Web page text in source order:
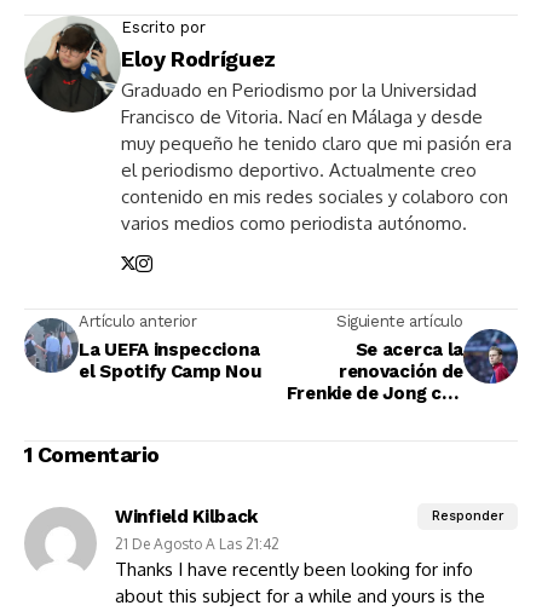
Escrito por
Eloy Rodríguez
Graduado en Periodismo por la Universidad
Francisco de Vitoria. Nací en Málaga y desde
muy pequeño he tenido claro que mi pasión era
el periodismo deportivo. Actualmente creo
contenido en mis redes sociales y colaboro con
varios medios como periodista autónomo.
Artículo anterior
La UEFA inspecciona
el Spotify Camp Nou
Siguiente artículo
Se acerca la
renovación de
Frenkie de Jong con
1 Comentario
Winfield Kilback
21 De Agosto A Las 21:42
Thanks I have recently been looking for info
about this subject for a while and yours is the
Responder